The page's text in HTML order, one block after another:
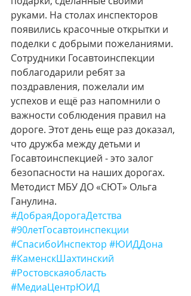
руками. На столах инспекторов
появились красочные открытки и
поделки с добрыми пожеланиями.
Сотрудники Госавтоинспекции
поблагодарили ребят за
поздравления, пожелали им
успехов и ещё раз напомнили о
важности соблюдения правил на
дороге. Этот день еще раз доказал,
что дружба между детьми и
Госавтоинспекцией - это залог
безопасности на наших дорогах.
Методист МБУ ДО «СЮТ» Ольга
Ганулина.
#ДобраяДорогаДетства
#90летГосавтоинспекции
#СпасибоИнспектор #ЮИДДона
#КаменскШахтинский
#Ростовскаяобласть
#МедиаЦентрЮИД